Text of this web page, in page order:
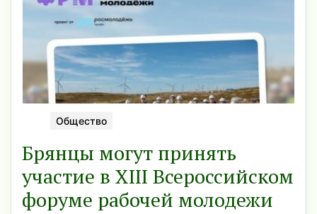
Общество
Брянцы могут принять
участие в XIII Всероссийском
форуме рабочей молодежи